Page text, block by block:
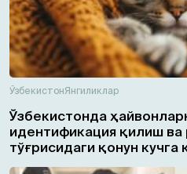
ЎзбекистонЯнгиликлар
Ўзбекистонда
идентификация қилиш ва
тўғрисидаги қонун кучга